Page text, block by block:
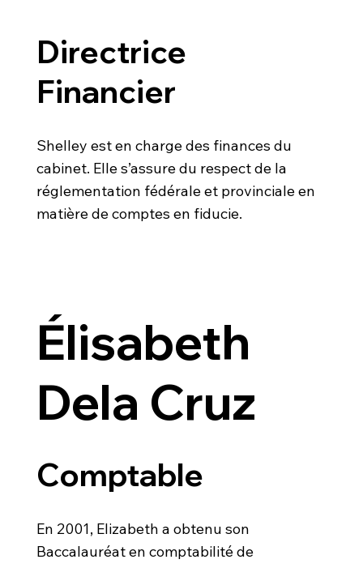
Directrice
Financier
Shelley est en charge des finances du
cabinet. Elle s’assure du respect de la
réglementation fédérale et provinciale en
matière de comptes en fiducie.
Élisabeth
Dela Cruz
Comptable
En 2001, Elizabeth a obtenu son
Baccalauréat en comptabilité de